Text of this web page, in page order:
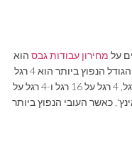
על מחירון עבודות גבס הוא
גודלו ועוביו. קיר גבס מגיע בגדלים שונים, אך הגודל הנפוץ ביותר הוא 4 רגל
על 8 רגל. גדלים אחרים כוללים 4 רגל על 12 רגל, 4 רגל על 16 רגל ו-4 רגל על
עובי קיר גבס נע בין 1/4 אינץ' ל-5/8 אינץ', כאשר העובי הנפוץ ביותר